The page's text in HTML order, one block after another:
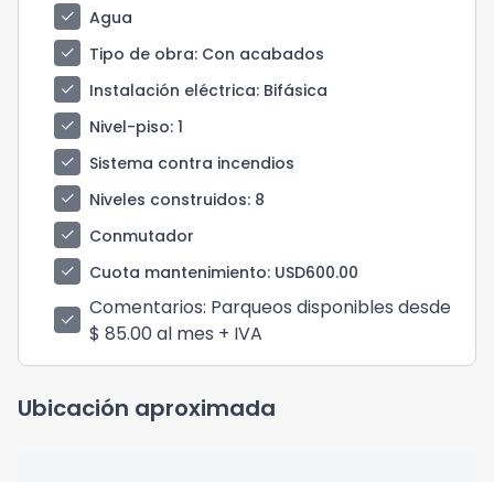
check
Agua
check
Tipo de obra: Con acabados
check
Instalación eléctrica: Bifásica
check
Nivel-piso: 1
check
Sistema contra incendios
check
Niveles construidos: 8
check
Conmutador
check
Cuota mantenimiento: USD600.00
check Comentarios: Parqueos disponibles desde
$ 85.00 al mes + IVA
Ubicación aproximada